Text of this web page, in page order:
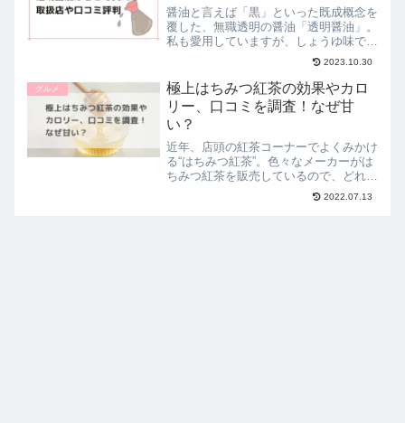
醤油と言えば「黒」といった既成概念を
覆した、無職透明の醤油「透明醤油」。
私も愛用していますが、しょうゆ味で仕
上げたいけど食材の色を活かしたいとい
うときにすごく重宝しています。そんな
透明醤油を購入したい方のために販売店
情報や、実際に使っている...
2023.10.30
グルメ
極上はちみつ紅茶の効果やカロ
リー、口コミを調査！なぜ甘
い？
近年、店頭の紅茶コーナーでよくみかけ
る“はちみつ紅茶”。色々なメーカーがは
ちみつ紅茶を販売しているので、どれを
選んだらいいのか迷ってしまいますよ
ね。そんな方にぜひおすすめしたいのが
2022.07.13